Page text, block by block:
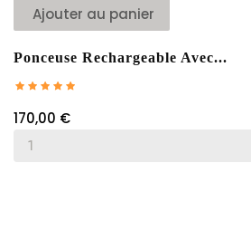
Ajouter au panier
Ponceuse Rechargeable Avec...
170,00 €